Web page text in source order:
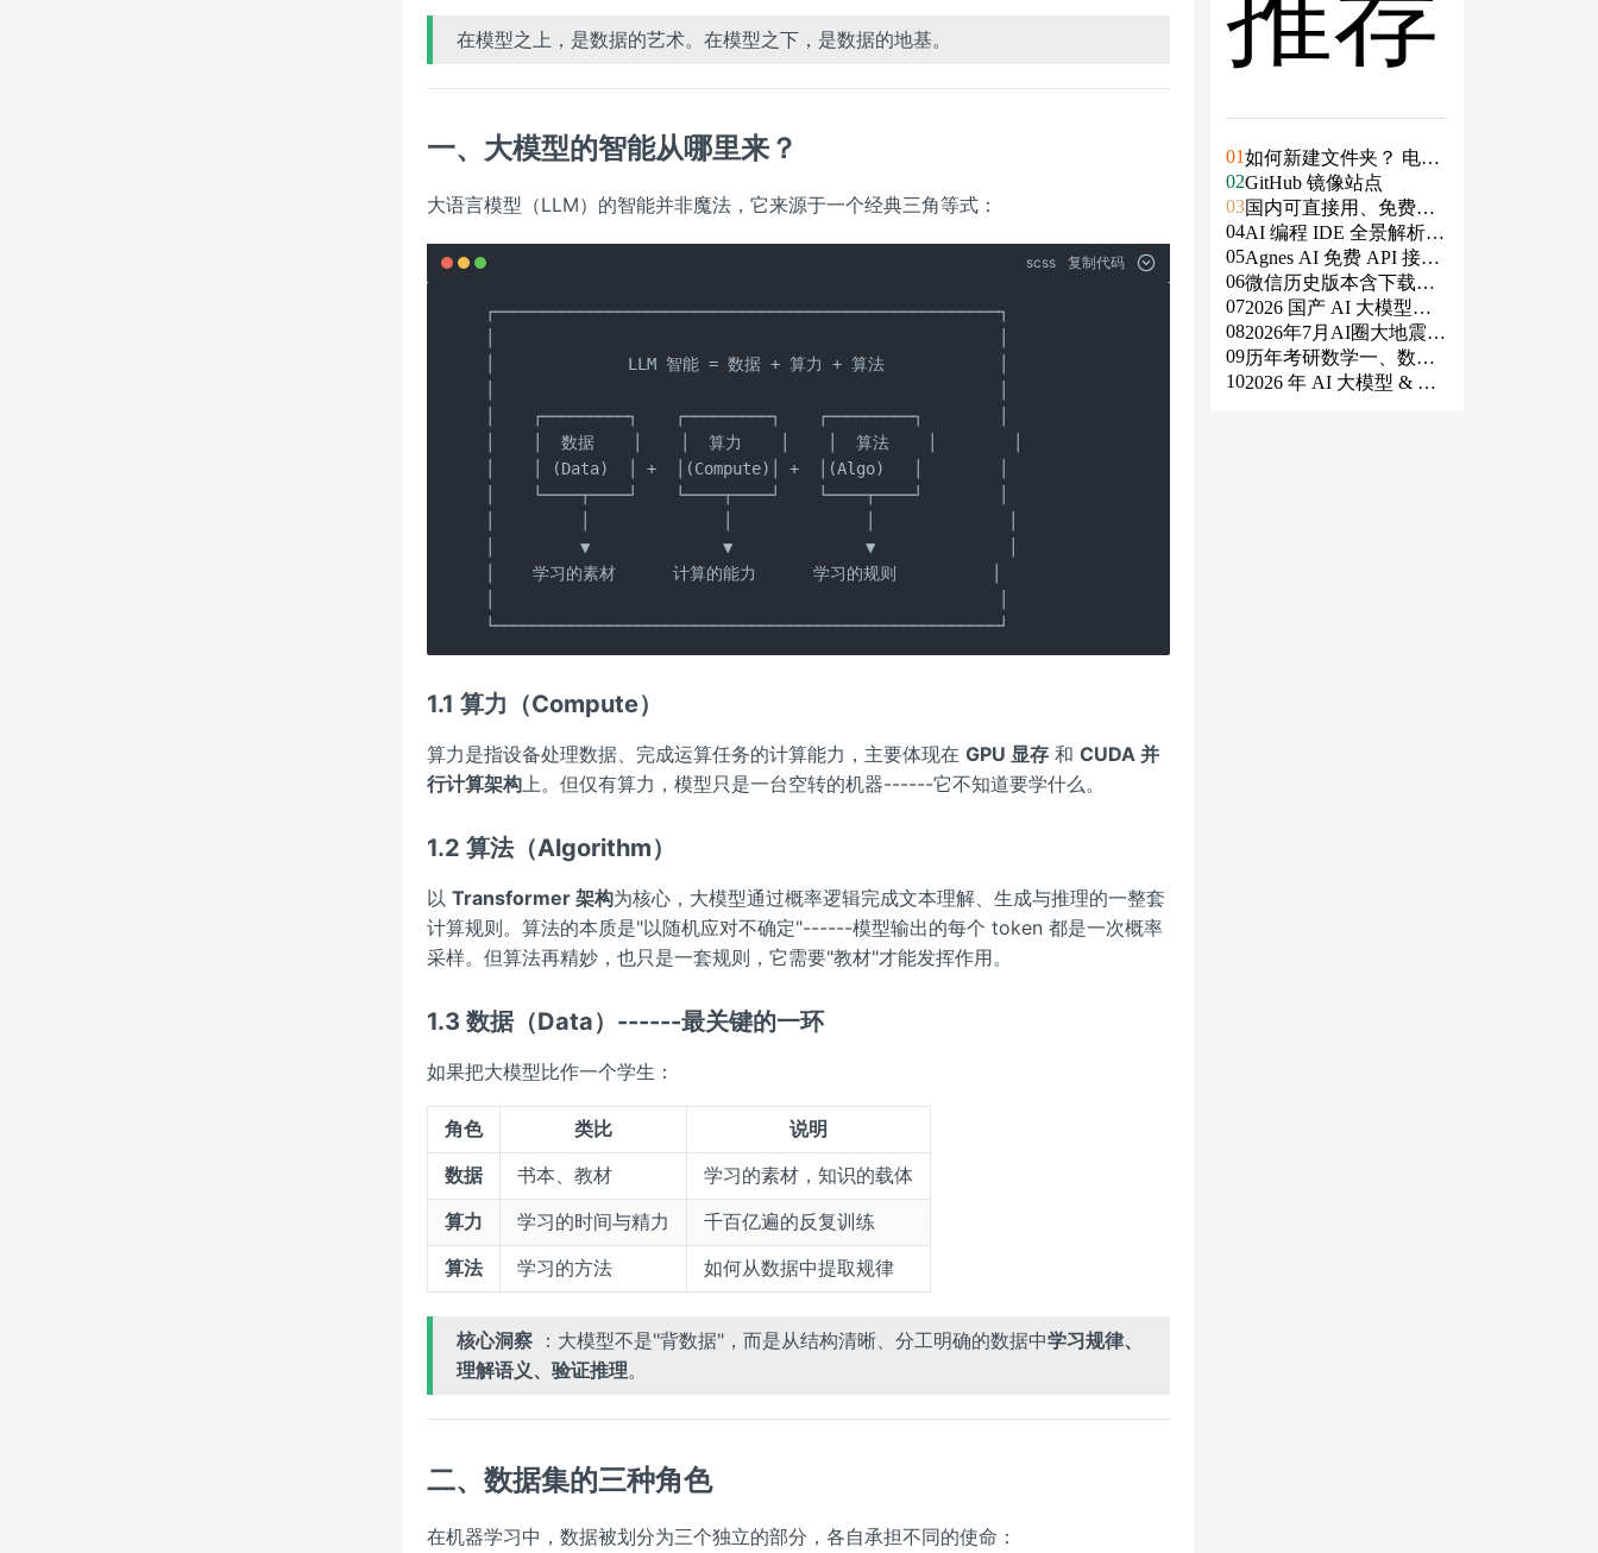
在模型之上，是数据的艺术。在模型之下，是数据的地基。
一、大模型的智能从哪里来？
大语言模型（LLM）的智能并非魔法，它来源于一个经典三角等式：
scss 复制代码
┌─────────────────────────────────────────────────────┐
│              LLM 智能 = 数据 + 算力 + 算法            │
│    ┌─────────┐    ┌─────────┐    ┌─────────┐        │
│    │  数据    │    │  算力    │    │  算法    │        │
│    │ (Data)  │ +  │(Compute)│ +  │(Algo)   │        │
│    └────┬────┘    └────┬────┘    └────┬────┘        │
│         ▼              ▼              ▼              │
│    学习的素材      计算的能力      学习的规则          │
└─────────────────────────────────────────────────────┘
1.1 算力（Compute）
算力是指设备处理数据、完成运算任务的计算能力，主要体现在GPU 显存 和CUDA 并
行计算架构上。但仅有算力，模型只是一台空转的机器------它不知道要学什么。
1.2 算法（Algorithm）
以Transformer 架构为核心，大模型通过概率逻辑完成文本理解、生成与推理的一整套
计算规则。算法的本质是"以随机应对不确定"------模型输出的每个 token 都是一次概率
采样。但算法再精妙，也只是一套规则，它需要"教材"才能发挥作用。
1.3 数据（Data）------最关键的一环
如果把大模型比作一个学生：
角色 类比
说明
数据
书本、教材
学习的素材，知识的载体
算力
学习的时间与精力
千百亿遍的反复训练
算法
学习的方法 如何从数据中提取规律
核心洞察：大模型不是"背数据"，而是从结构清晰、分工明确的数据中学习规律、
理解语义、验证推理。
二、数据集的三种角色
在机器学习中，数据被划分为三个独立的部分，各自承担不同的使命：
01如何新建文件夹？ 电脑
新建文件夹的4种方法
02GitHub 镜像站点
03国内可直接用、免费额
度/永久免费的大模型AP
I清单（含 SiliconFlow、
火山、阿里、智谱、百
度、Kimi、DeepSeek、
DMXAPI 等）
04AI 编程 IDE 全景解析 2
026：Agent 全面接管开
发链路
05Agnes AI 免费 API 接入
指南：文本、生图、生
视频，一套接口全免费
06微信历史版本含下载地
址（ Windows PC | 安卓
| MAC ）及设置微信不
更新
072026 国产 AI 大模型横
评：DeepSeek、通义千
问、Kimi、文心一言、
星火、豆包谁更能打？
082026年7月AI圈大地震：
GPT-5.6被政府限制、Cl
aude入驻Slack、Anthrop
09历年考研数学一、数学
二、数学三真题试卷及
102026 年 AI 大模型 & AI